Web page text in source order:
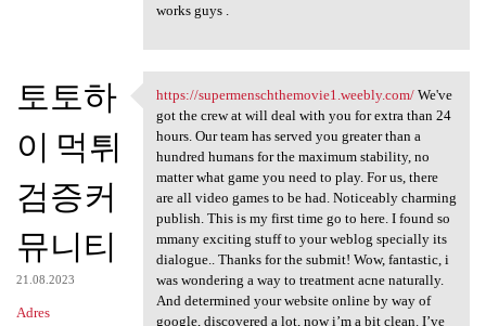
works guys .
토토하
이 먹튀
검증커
뮤니티
21.08.2023
Adres
https://supermenschthemovie1
https://supermenschthemovie1.weebly.com/We've
got the crew at will deal with you for extra than 24
hours. Our team has served you greater than a
hundred humans for the maximum stability, no
matter what game you need to play. For us, there
are all video games to be had. Noticeably charming
publish. This is my first time go to here. I found so
mmany exciting stuff to your weblog specially its
dialogue.. Thanks for the submit! Wow, fantastic, i
was wondering a way to treatment acne naturally.
And determined your website online by way of
google, discovered a lot, now i’m a bit clean. I’ve